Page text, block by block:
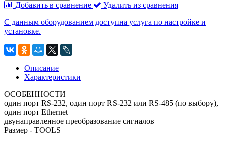
Добавить в сравнение
Удалить из сравнения
С данным оборудованием доступна услуга по настройке и
установке.
Описание
Характеристики
ОСОБЕННОСТИ
один порт RS-232, один порт RS-232 или RS-485 (по выбору),
один порт Ethernet
двунаправленное преобразование сигналов
Размер - TOOLS